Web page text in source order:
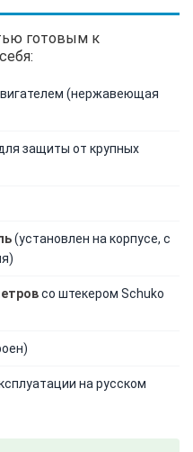
готовым к
(нержавеющая
защиты от крупных
(установлен на корпусе, с
со штекером Schuko
на русском